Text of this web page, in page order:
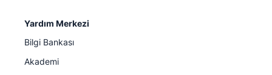
Yardım Merkezi
Bilgi Bankası
Akademi